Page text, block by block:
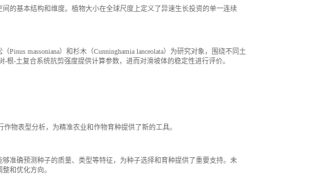
的基本结构和维度。植物大小在全球尺度上定义了异速生长投资的单一连续
massoniana）和杉木（Cunninghamia lanceolata）为研究对象，围绕不同土
-土复合系统抗剪强度提供计算参数，进而对滑坡体的稳定性进行评价。
物表型分析，为精准农业和作物育种提供了新的工具。
准确预测种子的质量、类型等特征，为种子选择和育种提供了重要支持。未
和优化方向。